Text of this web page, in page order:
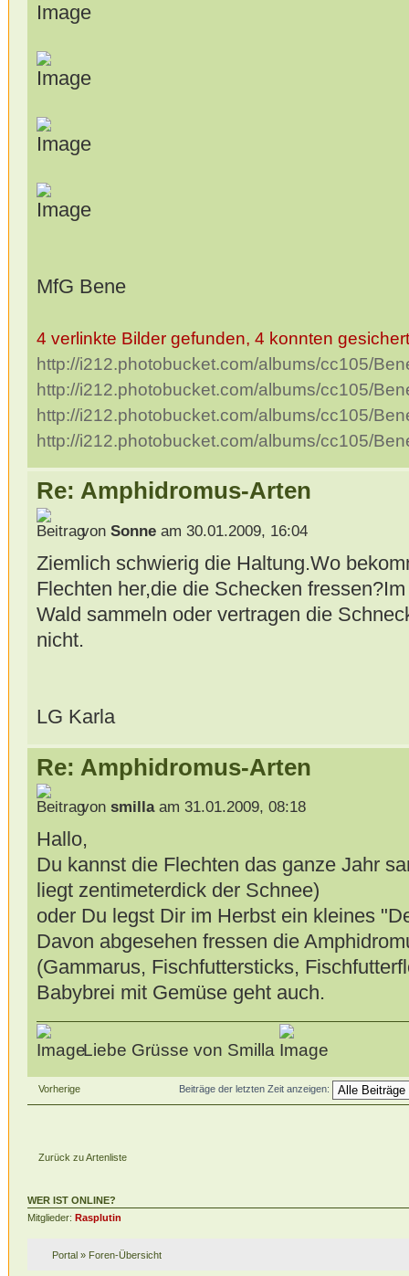
MfG Bene
4 verlinkte Bilder gefunden, 4 konnten
http://i212.photobucket.com/albums/cc105/
http://i212.photobucket.com/albums/cc105/
http://i212.photobucket.com/albums/cc105/
http://i212.photobucket.com/albums/cc105/
Re: Amphidromus-Arten
von Sonneam 30.01.2009, 16:04
Ziemlich schwierig die Haltung.Wo
Flechten her,die die Schecken
Wald sammeln oder vertragen die
nicht.
LG Karla
Re: Amphidromus-Arten
von smillaam 31.01.2009, 08:18
Hallo,
Du kannst die Flechten das ganze Jahr
liegt zentimeterdick der Schnee)
oder Du legst Dir im Herbst ein kleines
Davon abgesehen fressen die
(Gammarus, Fischfuttersticks,
Babybrei mit Gemüse geht auch.
Liebe Grüsse von Smilla
Vorherige Beiträge der letzten Zeit anzeigen:
Zurück zu Artenliste
WER IST ONLINE?
Mitglieder: Rasplutin
Portal » Foren-Übersicht